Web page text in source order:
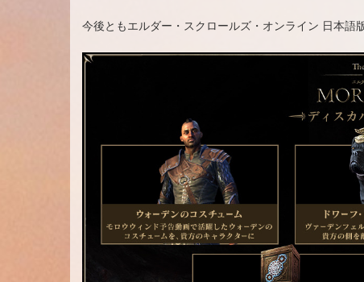
今後ともエルダー・スクロールズ・オンライン 日本語